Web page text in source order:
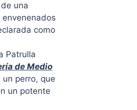
una
como
Patrulla
de Medio
perro, que
un potente